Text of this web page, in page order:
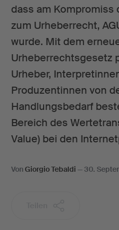
dass am Kompromiss
zum Urheberrecht,
wurde. Mit dem
Urheberrechtsgesetz
Urheber,
Produzentinnen von
Handlungsbedarf
Bereich des
Value) bei den
VonGiorgio Tebaldi —30.